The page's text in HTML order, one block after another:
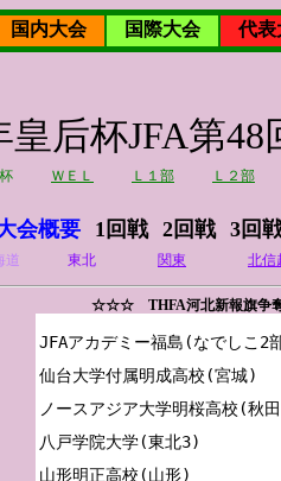
国内大会 国際大会
代表
皇后杯JFA第
ＷＥＬ Ｌ１部 Ｌ２部
会概要 1回戦 2回戦 3回
道 東北 関東 北信
☆☆☆ THFA河北新報旗争
JFAアカデミー福島(なでしこ2
仙台大学付属明成高校(宮城)
ノースアジア大学明桜高校(秋
八戸学院大学(東北3)
山形明正高校(山形)